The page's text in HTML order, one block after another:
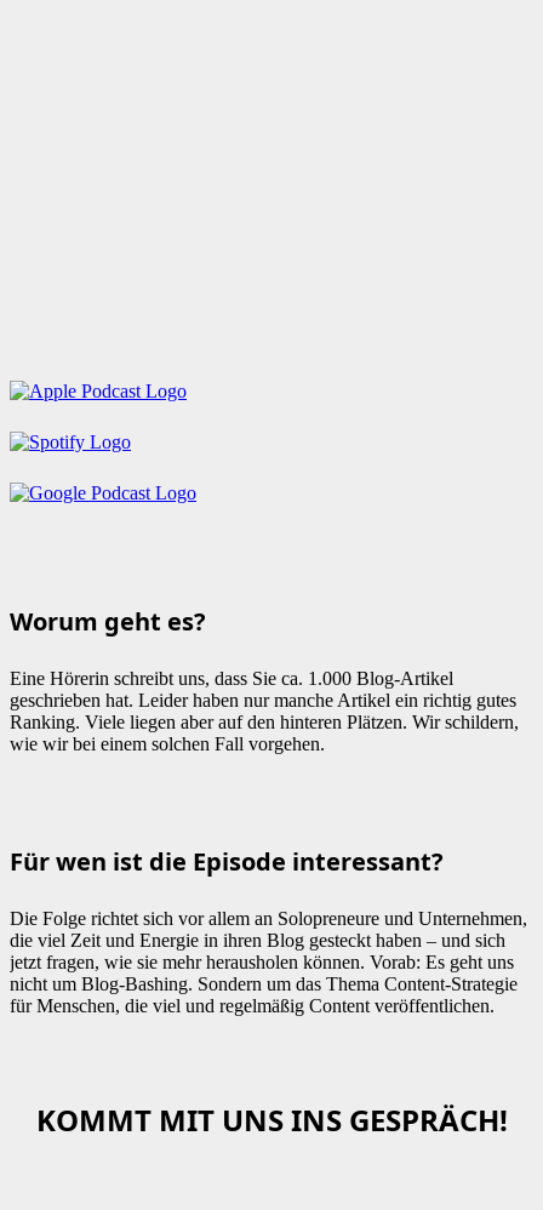
Worum geht es?
Eine Hörerin schreibt uns, dass Sie ca. 1.000 Blog-Artikel
geschrieben hat. Leider haben nur manche Artikel ein richtig gutes
Ranking. Viele liegen aber auf den hinteren Plätzen. Wir schildern,
wie wir bei einem solchen Fall vorgehen.
Für wen ist die Episode interessant?
Die Folge richtet sich vor allem an Solopreneure und Unternehmen,
die viel Zeit und Energie in ihren Blog gesteckt haben – und sich
jetzt fragen, wie sie mehr herausholen können. Vorab: Es geht uns
nicht um Blog-Bashing. Sondern um das Thema Content-Strategie
für Menschen, die viel und regelmäßig Content veröffentlichen.
KOMMT MIT UNS INS GESPRÄCH!